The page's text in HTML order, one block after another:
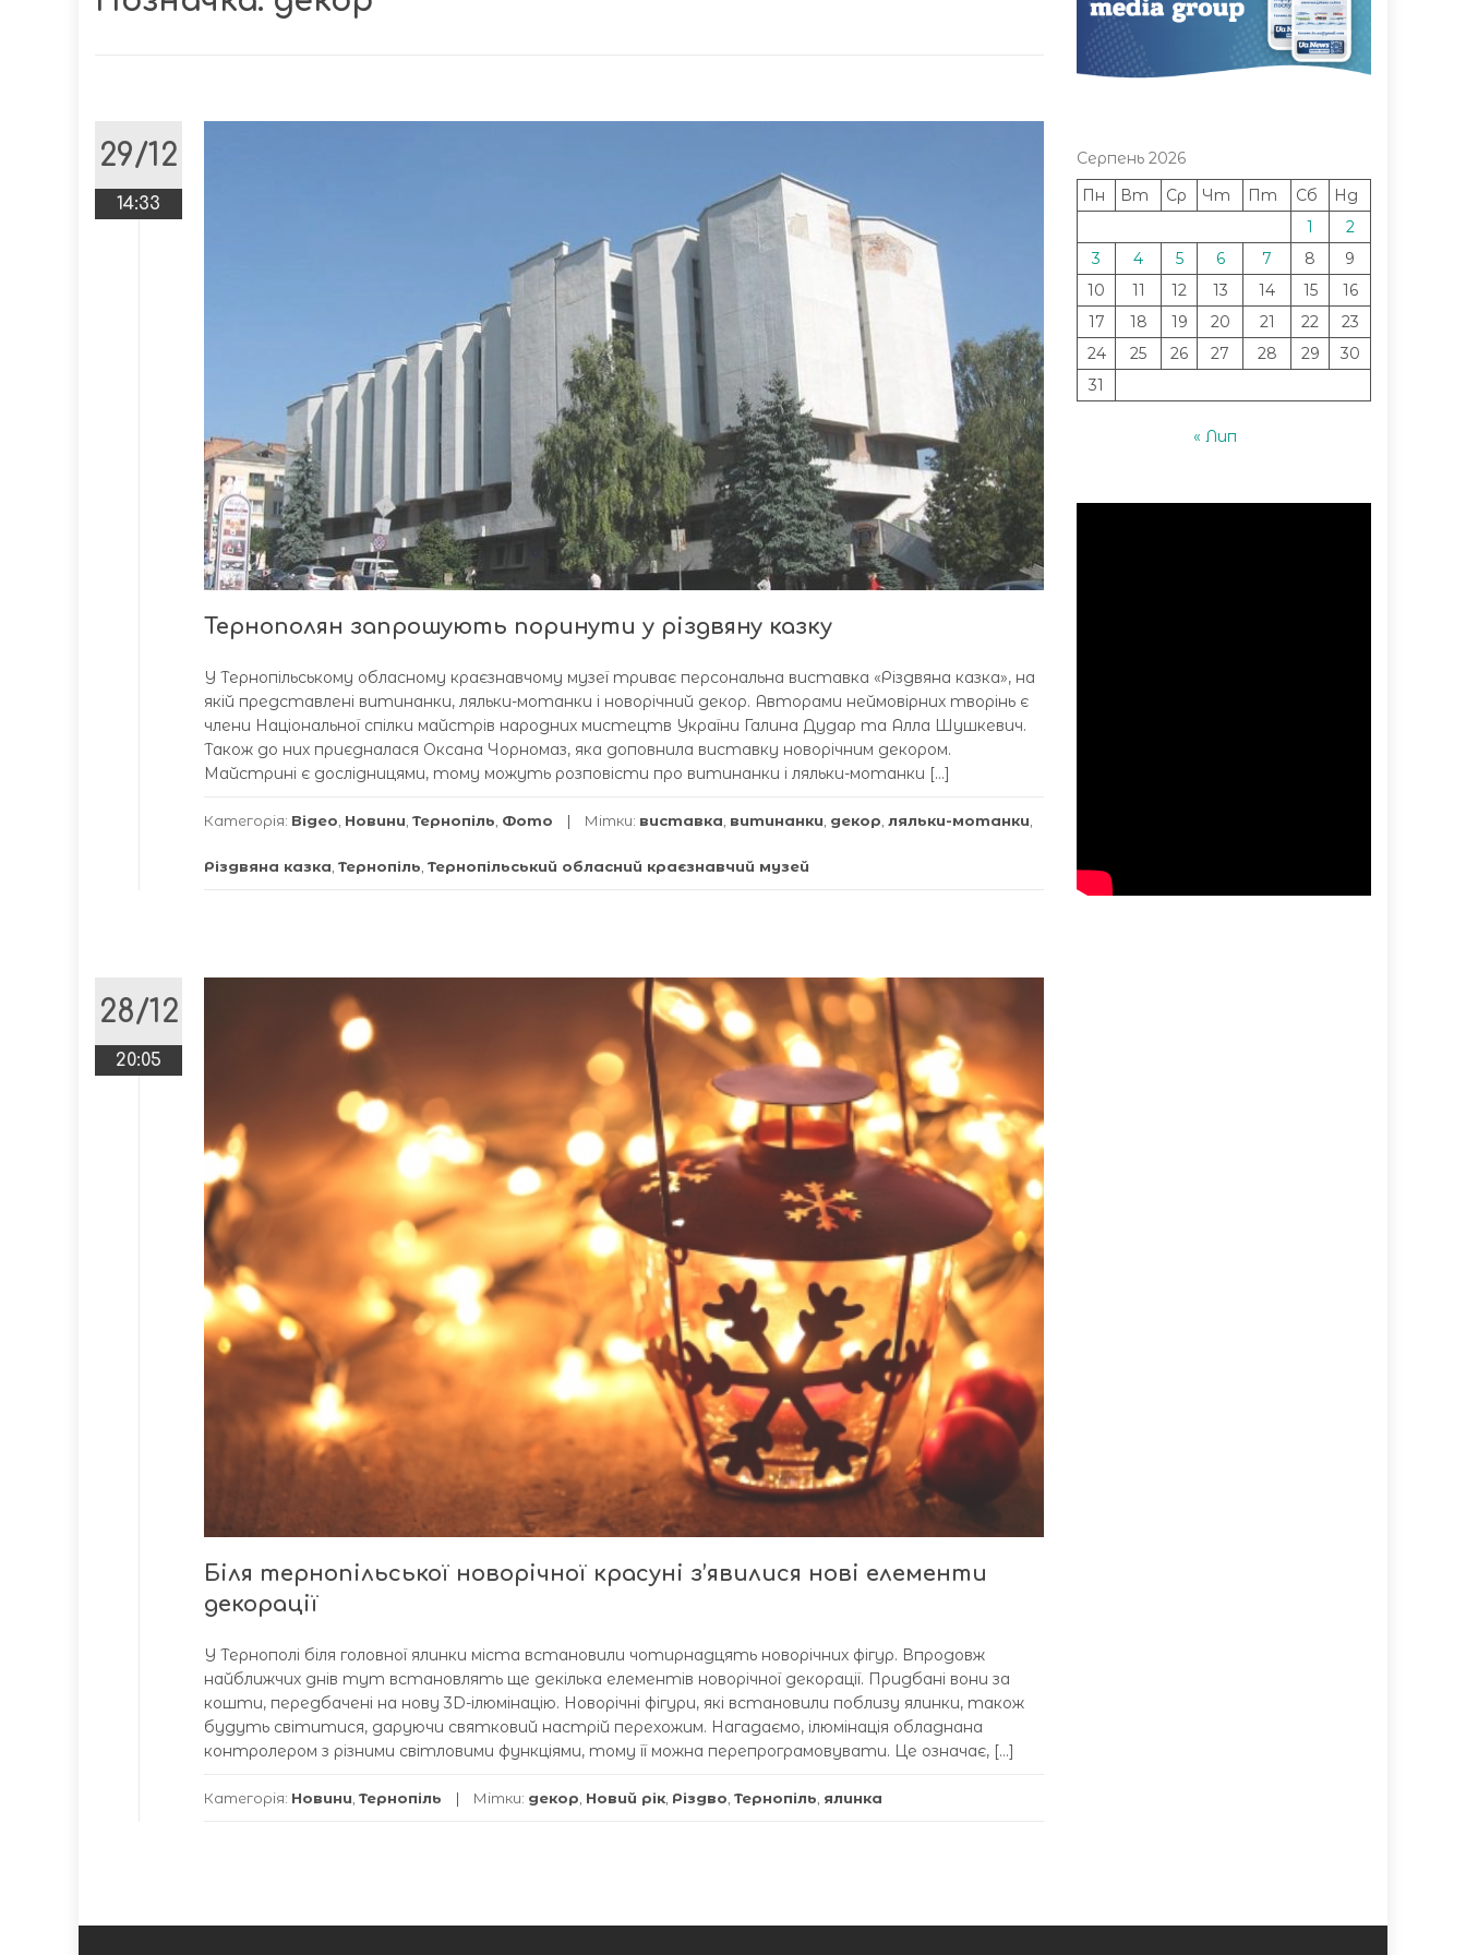
29/12
14:33
Тернополян запрошують поринути у різдвяну казку
У Тернопільському обласному краєзнавчому музеї триває персональна виставка «Різдвяна казка», на
якій представлені витинанки, ляльки-мотанки і новорічний декор. Авторами неймовірних творінь є
члени Національної спілки майстрів народних мистецтв України Галина Дудар та Алла Шушкевич.
Також до них приєдналася Оксана Чорномаз, яка доповнила виставку новорічним декором.
Майстрині є дослідницями, тому можуть розповісти про витинанки і ляльки-мотанки […]
Категорія: Відео Новини Тернопіль Фото Мітки: виставка витинанки декор ляльки-мотанки
Різдвяна казка Тернопіль Тернопільський обласний краєзнавчий музей
28/12
20:05
Біля тернопільської новорічної красуні з’явилися нові елементи
декорації
У Тернополі біля головної ялинки міста встановили чотирнадцять новорічних фігур. Впродовж
найближчих днів тут встановлять ще декілька елементів новорічної декорації. Придбані вони за
кошти, передбачені на нову 3D-ілюмінацію. Новорічні фігури, які встановили поблизу ялинки, також
будуть світитися, даруючи святковий настрій перехожим. Нагадаємо, ілюмінація обладнана
контролером з різними світловими функціями, тому її можна перепрограмовувати. Це означає, […]
Категорія: Новини, Тернопіль Мітки: декор, Новий рік, Різдво, Тернопіль, ялинка
Серпень 2026
Пн
Вт Ср Чт Пт Сб
Нд
1
2
3
4 5 6 7 8
9
10
11 12 13 14 15
16
17
18 19 20 21 22
23
24
25 26 27 28 29
30
31
« Лип